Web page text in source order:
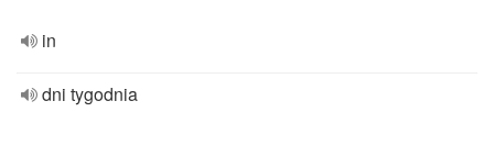
in
dni tygodnia